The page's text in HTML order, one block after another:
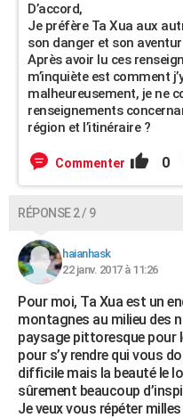
D’accord,
Je préfère Ta Xua aux
son danger et son
Après avoir lu ces
m’inquiète est comment
malheureusement, je ne
renseignements
région et l’itinéraire ?
Commenter 0
RÉPONSE 2 / 9
haianhask
22 janv. 2017 à 11:26
Pour moi, Ta Xua est un
montagnes au milieu des
paysage pittoresque pour
pour s’y rendre qui vous
difficile mais la beauté le
sûrement beaucoup
Je veux vous répéter